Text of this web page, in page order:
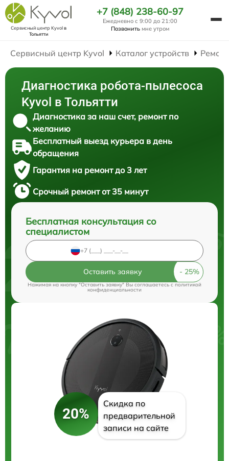
Сервисный центр Kyvolв
Тольятти
+7 (848) 238-60-97
Ежедневно с 9:00 до 21:00
Позвонить мне утром
Сервисный центр Kyvol Каталог устройств
Диагностика робота-пылесоса
Kyvol в Тольятти
Диагностика за наш счет, ремонт по
желанию
Бесплатный выезд курьера в день
обращения
Гарантия на ремонт до 3 лет
Срочный ремонт от 35 минут
Бесплатная консультация со
специалистом
Оставить заявку
Нажимая на кнопку "Оставить заявку" Вы соглашаетесь cполитикой
конфиденциальности
20%
Скидка по
предварительной
записи на сайте